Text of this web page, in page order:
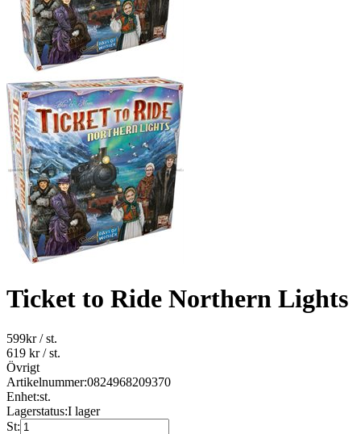
Ticket to Ride Northern Lights
599kr/ st.
619 kr/ st.
Övrigt
Artikelnummer:0824968209370
Enhet:st.
Lagerstatus:I lager
St: